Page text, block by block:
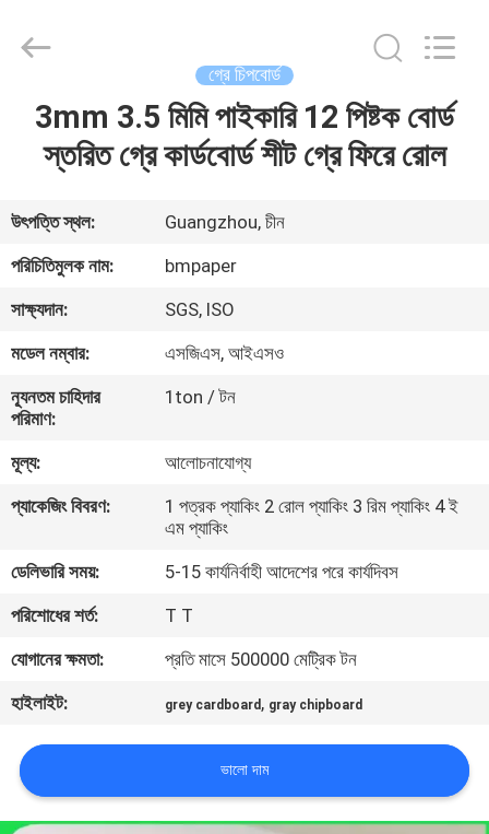
বাড়ি
আমাদের
সম্বন্ধে
কারখানা
পরিদর্শন
গুণমান
নিয়ন্ত্রণ
আমাদের
সাথে
যোগাযোগ
মামলা
CO.,LTD.
গ্রে চিপবোর্ড
3mm 3.5 মিমি পাইকারি 12 পিষ্টক বোর্ড
স্তরিত গ্রে কার্ডবোর্ড শীট গ্রে ফিরে রোল
উৎপত্তি স্থল:
Guangzhou, চীন
পরিচিতিমুলক নাম:
bmpaper
সাক্ষ্যদান:
SGS, ISO
মডেল নম্বার:
এসজিএস, আইএসও
ন্যূনতম চাহিদার
পরিমাণ:
1ton / টন
মূল্য:
আলোচনাযোগ্য
প্যাকেজিং বিবরণ:
1 পত্রক প্যাকিং 2 রোল প্যাকিং 3 রিম প্যাকিং 4 ই
এম প্যাকিং
ডেলিভারি সময়:
5-15 কার্যনির্বাহী আদেশের পরে কার্যদিবস
পরিশোধের শর্ত:
T T
যোগানের ক্ষমতা:
প্রতি মাসে 500000 মেট্রিক টন
হাইলাইট:
grey cardboard , gray chipboard
ভালো দাম